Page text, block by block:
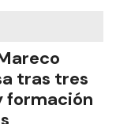
tras tres
formación